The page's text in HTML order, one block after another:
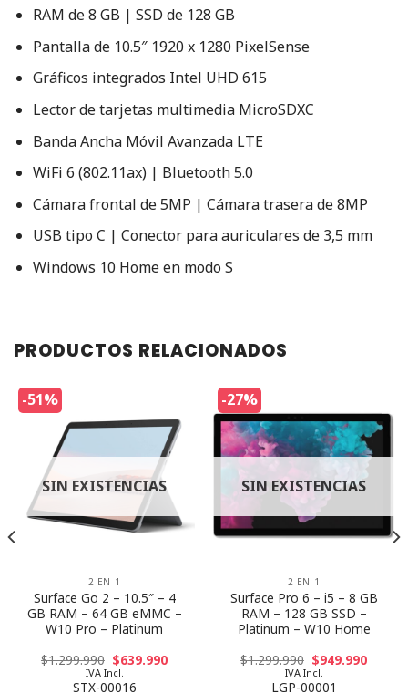
RAM de 8 GB | SSD de 128 GB
Pantalla de 10.5″ 1920 x 1280 PixelSense
Gráficos integrados Intel UHD 615
Lector de tarjetas multimedia MicroSDXC
Banda Ancha Móvil Avanzada LTE
WiFi 6 (802.11ax) | Bluetooth 5.0
Cámara frontal de 5MP | Cámara trasera de 8MP
USB tipo C | Conector para auriculares de 3,5 mm
Windows 10 Home en modo S
PRODUCTOS RELACIONADOS
-51%
SIN EXISTENCIAS
2 EN 1
Surface Go 2 – 10.5″ – 4
GB RAM – 64 GB eMMC –
W10 Pro – Platinum
$1.299.990 $639.990
IVA Incl.
STX-00016
-27%
SIN EXISTENCIAS
2 EN 1
Surface Pro 6 – i5 – 8 GB
RAM – 128 GB SSD –
Platinum – W10 Home
$1.299.990 $949.990
IVA Incl.
LGP-00001